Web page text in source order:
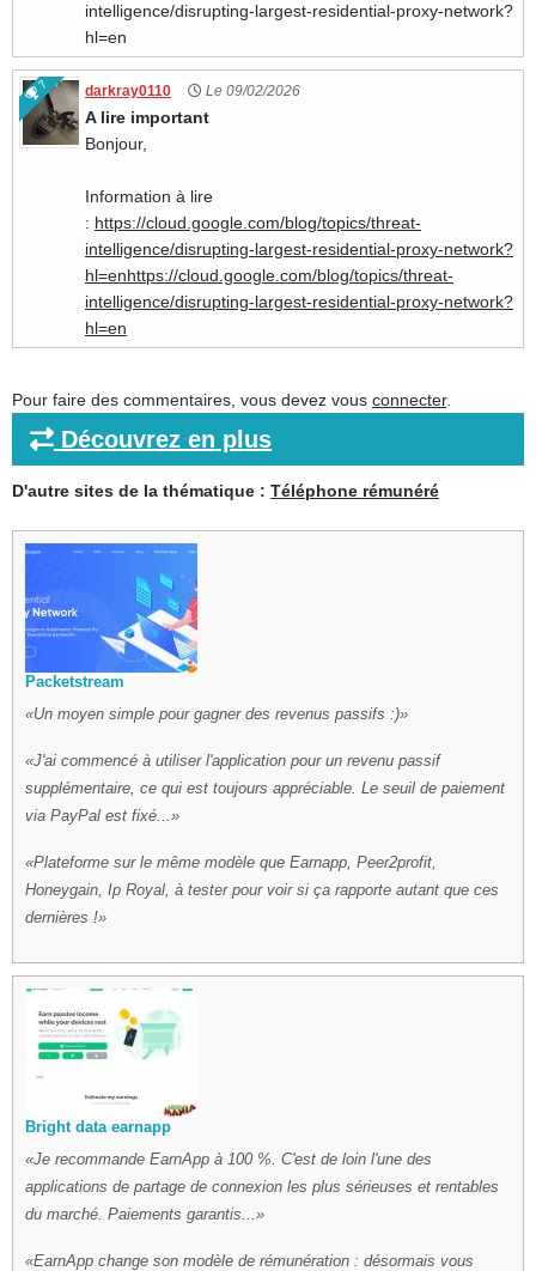
intelligence/disrupting-largest-residential-proxy-network?
hl=en
7 darkray0110 Le 09/02/2026
A lire important
Bonjour,
Information à lire
: https://cloud.google.com/blog/topics/threat-
intelligence/disrupting-largest-residential-proxy-network?
hl=enhttps://cloud.google.com/blog/topics/threat-
intelligence/disrupting-largest-residential-proxy-network?
hl=en
Pour faire des commentaires, vous devez vous connecter.
Découvrez en plus
D'autre sites de la thématique : Téléphone rémunéré
Packetstream
Un moyen simple pour gagner des revenus passifs :)
J'ai commencé à utiliser l'application pour un revenu passif
supplémentaire, ce qui est toujours appréciable. Le seuil de paiement
via PayPal est fixé...
Plateforme sur le même modèle que Earnapp, Peer2profit,
Honeygain, Ip Royal, à tester pour voir si ça rapporte autant que ces
dernières !
Bright data earnapp
Je recommande EarnApp à 100 %. C'est de loin l'une des
applications de partage de connexion les plus sérieuses et rentables
du marché. Paiements garantis...
EarnApp change son modèle de rémunération : désormais vous